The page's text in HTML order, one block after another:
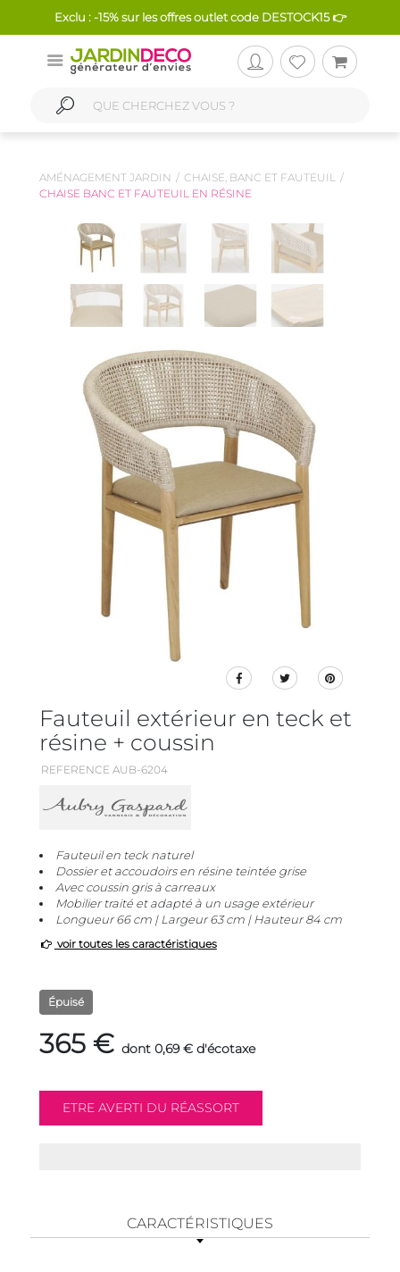
Exclu : -15% sur les offres outlet code DESTOCK15 👉
AMÉNAGEMENT JARDIN
CHAISE, BANC ET FAUTEUIL
CHAISE BANC ET FAUTEUIL EN RÉSINE
Fauteuil extérieur en teck et
résine + coussin
REFERENCE AUB-6204
Fauteuil en teck naturel
Dossier et accoudoirs en résine teintée grise
Avec coussin gris à carreaux
Mobilier traité et adapté à un usage extérieur
Longueur 66 cm | Largeur 63 cm | Hauteur 84 cm
voir toutes les caractéristiques
Épuisé
365 € dont 0,69 € d'écotaxe
CARACTÉRISTIQUES